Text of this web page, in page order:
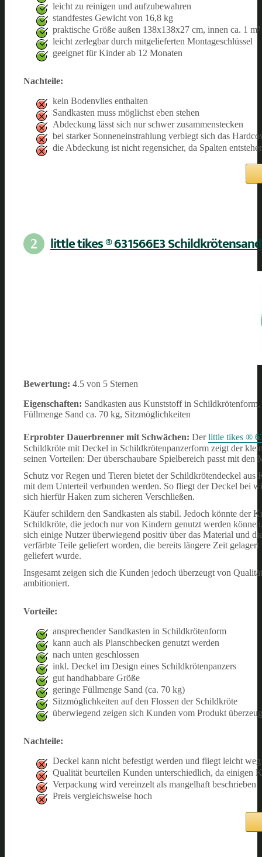
leicht zu reinigen und aufzubewahren
standfestes Gewicht von 16,8 kg
praktische Größe außen 138x138x27 cm, innen ca. 1 m²
leicht zerlegbar durch mitgelieferten Montageschlüssel
geeignet für Kinder ab 12 Monaten
Nachteile:
kein Bodenvlies enthalten
Sandkasten muss möglichst eben stehen
Abdeckung lässt sich nur schwer zusammenstecken
bei starker Sonneneinstrahlung verbiegt sich das
die Abdeckung ist nicht regensicher, da Spalten
2 little tikes ® 631566E3
Bewertung: 4.5 von 5 Sternen
Eigenschaften: Sandkasten aus Kunststoff in
Füllmenge Sand ca. 70 kg, Sitzmöglichkeiten
Erprobter Dauerbrenner mit Schwächen: Derlittle tikes ®
Schildkröte mit Deckel in Schildkrötenpanzerform zeigt der
seinen Vorteilen: Der überschaubare Spielbereich passt mit
Schutz vor Regen und Tieren bietet der Schildkrötendeckel
mit dem Unterteil verbunden werden. So fliegt der Deckel bei
sich hierfür Haken zum sicheren Verschließen.
Käufer schildern den Sandkasten als stabil. Jedoch könnte der
Schildkröte, die jedoch nur von Kindern genutzt werden
sich einige Nutzer überwiegend positiv über das Material und
verfärbte Teile geliefert worden, die bereits längere Zeit
geliefert wurde.
Insgesamt zeigen sich die Kunden jedoch überzeugt von
ambitioniert.
Vorteile:
ansprechender Sandkasten in Schildkrötenform
kann auch als Planschbecken genutzt werden
nach unten geschlossen
inkl. Deckel im Design eines Schildkrötenpanzers
gut handhabbare Größe
geringe Füllmenge Sand (ca. 70 kg)
Sitzmöglichkeiten auf den Flossen der Schildkröte
überwiegend zeigen sich Kunden vom Produkt
Nachteile:
Deckel kann nicht befestigt werden und fliegt leicht weg
Qualität beurteilen Kunden unterschiedlich, da einigen
Verpackung wird vereinzelt als mangelhaft beschrieben
Preis vergleichsweise hoch